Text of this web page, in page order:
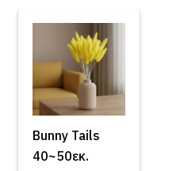
Bunny Tails
40~50εκ.